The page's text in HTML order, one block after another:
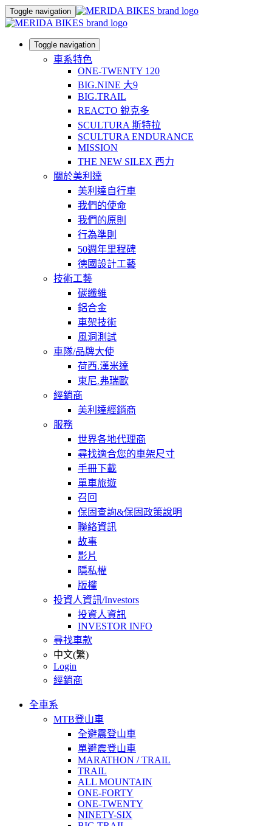
Toggle navigation
Toggle navigation
車系特色
ONE-TWENTY 120
BIG.NINE 大9
BIG.TRAIL
REACTO 銳克多
SCULTURA 斯特拉
SCULTURA ENDURANCE
MISSION
THE NEW SILEX 西力
關於美利達
美利達自行車
我們的使命
我們的原則
行為準則
50週年里程碑
德國設計工藝
技術工藝
碳纖維
鋁合金
車架技術
風洞測試
車隊/品牌大使
荷西.漢米達
東尼.弗瑞歐
經銷商
美利達經銷商
服務
世界各地代理商
尋找適合您的車架尺寸
手冊下載
單車旅遊
召回
保固查詢&保固政策說明
聯絡資訊
故事
影片
隱私權
版權
投資人資訊/Investors
投資人資訊
INVESTOR INFO
尋找車款
中文(繁)
Login
經銷商
全車系
MTB登山車
全避震登山車
單避震登山車
MARATHON / TRAIL
TRAIL
ALL MOUNTAIN
ONE-FORTY
ONE-TWENTY
NINETY-SIX